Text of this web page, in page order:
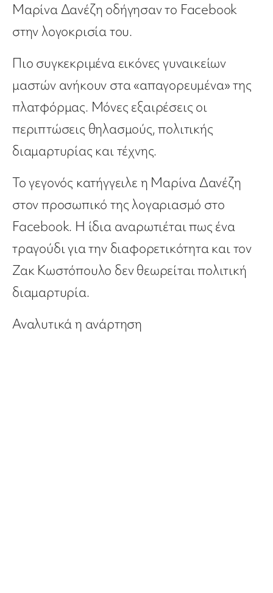
Μαρίνα Δανέζη οδήγησαν το Facebook
στην λογοκρισία του.
Πιο συγκεκριμένα εικόνες γυναικείων
μαστών ανήκουν στα «απαγορευμένα» της
πλατφόρμας. Μόνες εξαιρέσεις οι
περιπτώσεις θηλασμούς, πολιτικής
διαμαρτυρίας και τέχνης.
Το γεγονός κατήγγειλε η Μαρίνα Δανέζη
στον προσωπικό της λογαριασμό στο
Facebook. Η ίδια αναρωτιέται πως ένα
τραγούδι για την διαφορετικότητα και τον
Ζακ Κωστόπουλο δεν θεωρείται πολιτική
διαμαρτυρία.
Αναλυτικά η ανάρτηση